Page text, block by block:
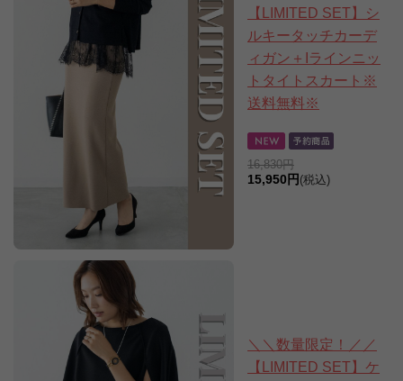
【LIMITED SET】シ
ルキータッチカーデ
ィガン＋Iラインニッ
トタイトスカート※
送料無料※
16,830円
15,950円 (税込)
＼＼数量限定！／／
【LIMITED SET】ケ